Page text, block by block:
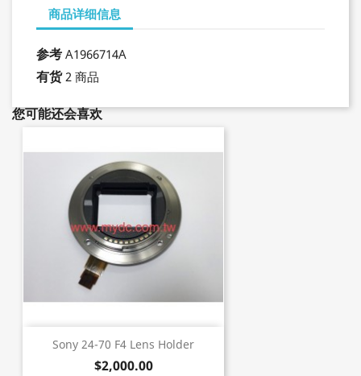
商品详细信息
参考 A1966714A
有货 2 商品
您可能还会喜欢
Sony 24-70 F4 Lens Holder
$2,000.00